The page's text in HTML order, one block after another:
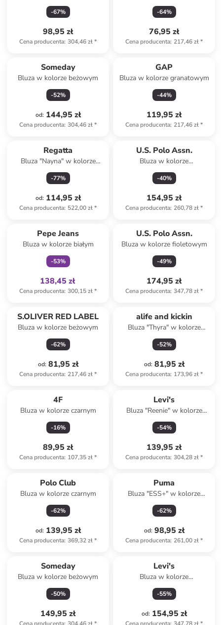
-67%
98,95 zł
Cena producenta: 304,46 zł*
-64%
76,95 zł
Cena producenta: 217,46 zł*
Someday
Bluza w kolorze beżowym
-52%
od: 144,95 zł
Cena producenta: 304,46 zł*
GAP
Bluza w kolorze granatowym
-44%
119,95 zł
Cena producenta: 217,46 zł*
Regatta
Bluza "Nayna" w kolorze
czarnym
-77%
od: 114,95 zł
Cena producenta: 522,00 zł*
U.S. Polo Assn.
Bluza w kolorze
jasnoróżowym
-40%
154,95 zł
Cena producenta: 260,78 zł*
Pepe Jeans
Bluza w kolorze białym
-53%
138,45 zł
Cena producenta: 300,15 zł*
U.S. Polo Assn.
Bluza w kolorze fioletowym
-49%
174,95 zł
Cena producenta: 347,78 zł*
S.OLIVER RED LABEL
Bluza w kolorze beżowym
-62%
od: 81,95 zł
Cena producenta: 217,46 zł*
alife and kickin
Bluza "Thyra" w kolorze
różowym
-52%
od: 81,95 zł
Cena producenta: 173,96 zł*
4F
Bluza w kolorze czarnym
-16%
89,95 zł
Cena producenta: 107,35 zł*
Levi's
Bluza "Reenie" w kolorze
zielono-błękitnym
-54%
139,95 zł
Cena producenta: 304,28 zł*
Polo Club
Bluza w kolorze czarnym
-62%
od: 139,95 zł
Cena producenta: 369,32 zł*
Puma
Bluza "ESS+" w kolorze
beżowym
-62%
od: 98,95 zł
Cena producenta: 261,00 zł*
Someday
Bluza w kolorze beżowym
-50%
149,95 zł
Levi's
Bluza w kolorze
jasnoróżowym
-55%
od: 154,95 zł